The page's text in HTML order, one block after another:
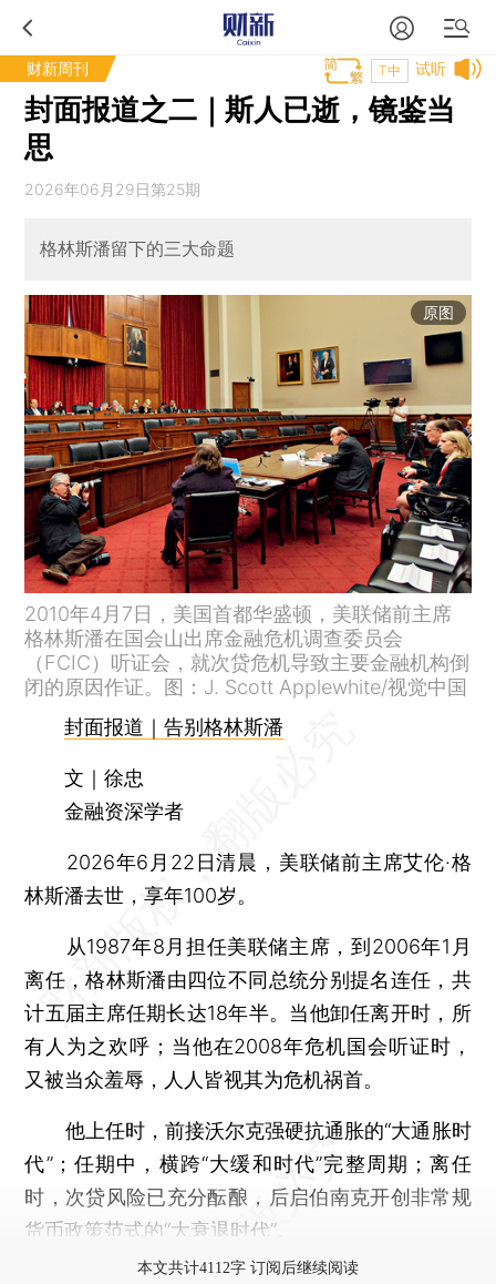
财新周刊 试听
T中
封面报道之二｜斯人已逝，镜鉴当
思
2026年06月29日第25期
格林斯潘留下的三大命题
原图
2010年4月7日，美国首都华盛顿，美联储前主席
格林斯潘在国会山出席金融危机调查委员会
（FCIC）听证会，就次贷危机导致主要金融机构倒
闭的原因作证。图：J. Scott Applewhite/视觉中国
封面报道｜告别格林斯潘
文｜徐忠
金融资深学者
2026年6月22日清晨，美联储前主席艾伦·格
林斯潘去世，享年100岁。
从1987年8月担任美联储主席，到2006年1月
离任，格林斯潘由四位不同总统分别提名连任，共
计五届主席任期长达18年半。当他卸任离开时，所
有人为之欢呼；当他在2008年危机国会听证时，
又被当众羞辱，人人皆视其为危机祸首。
他上任时，前接沃尔克强硬抗通胀的“大通胀时
代”；任期中，横跨“大缓和时代”完整周期；离任
时，次贷风险已充分酝酿，后启伯南克开创非常规
货币政策范式的“大衰退时代”。
本文共计4112字 订阅后继续阅读